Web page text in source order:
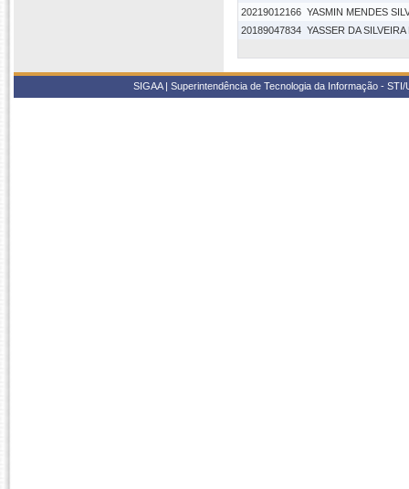
20219012166 YASMIN MENDES
20189047834 YASSER DA
SIGAA | Superintendência de Tecnologia da Informação -